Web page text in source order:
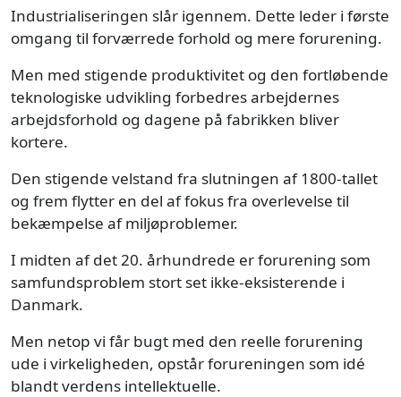
Industrialiseringen slår igennem. Dette leder i første
omgang til forværrede forhold og mere forurening.
Men med stigende produktivitet og den fortløbende
teknologiske udvikling forbedres arbejdernes
arbejdsforhold og dagene på fabrikken bliver
kortere.
Den stigende velstand fra slutningen af 1800-tallet
og frem flytter en del af fokus fra overlevelse til
bekæmpelse af miljøproblemer.
I midten af det 20. århundrede er forurening som
samfundsproblem stort set ikke-eksisterende i
Danmark.
Men netop vi får bugt med den reelle forurening
ude i virkeligheden, opstår forureningen som idé
blandt verdens intellektuelle.